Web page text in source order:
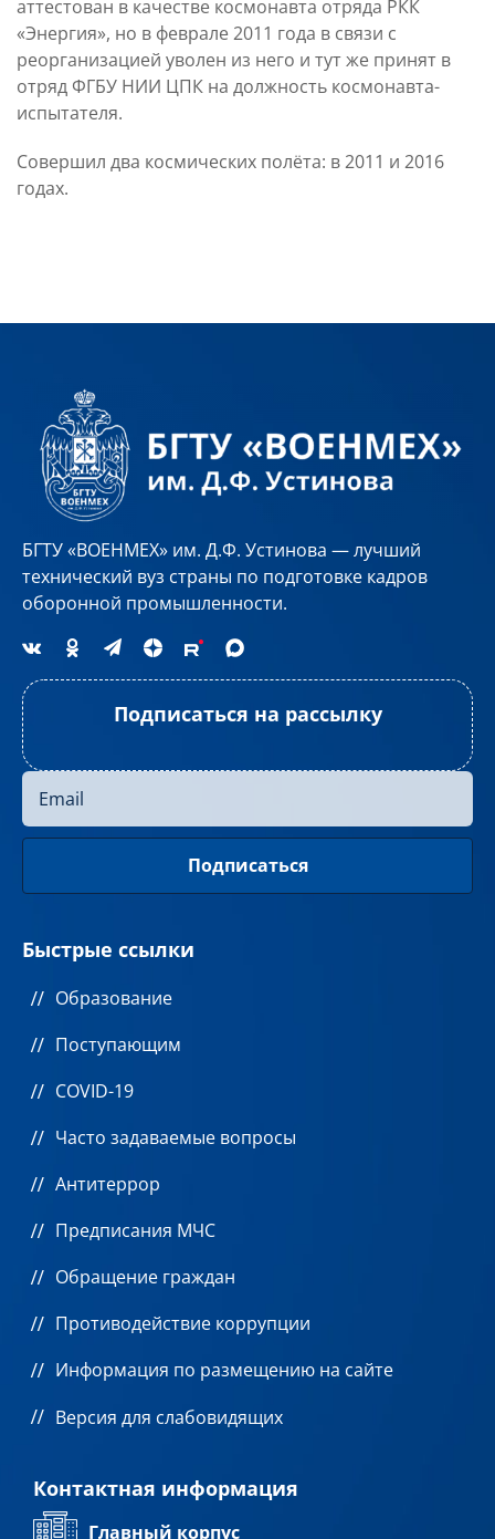
аттестован в качестве космонавта отряда РКК
«Энергия», но в феврале 2011 года в связи с
реорганизацией уволен из него и тут же принят в
отряд ФГБУ НИИ ЦПК на должность космонавта-
испытателя.
Совершил два космических полёта: в 2011 и 2016
годах.
БГТУ «ВОЕНМЕХ» им. Д.Ф. Устинова — лучший
технический вуз страны по подготовке кадров
оборонной промышленности.
Подписаться на рассылку
Быстрые ссылки
Образование
Поступающим
COVID-19
Часто задаваемые вопросы
Антитеррор
Предписания МЧС
Обращение граждан
Противодействие коррупции
Информация по размещению на сайте
Версия для слабовидящих
Контактная информация
Главный корпус